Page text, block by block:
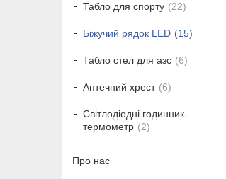
Табло для спорту 22
Біжучий рядок LED 15
Табло стел для азс 6
Аптечний хрест 6
Світлодіодні годинник-
термометр
2
Про нас